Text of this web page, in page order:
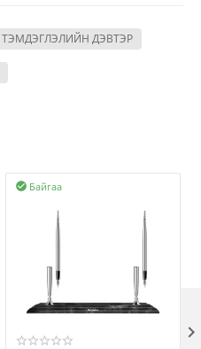
ТЭМДЭГЛЭЛИЙН ДЭВТЭР
Байгаа

